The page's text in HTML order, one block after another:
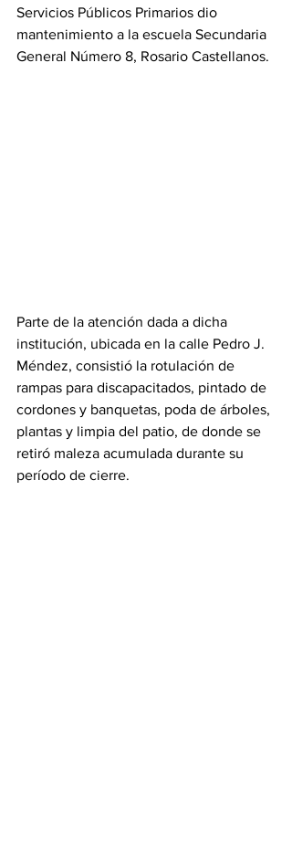
Servicios Públicos Primarios dio
mantenimiento a la escuela Secundaria
General Número 8, Rosario Castellanos.
Parte de la atención dada a dicha
institución, ubicada en la calle Pedro J.
Méndez, consistió la rotulación de
rampas para discapacitados, pintado de
cordones y banquetas, poda de árboles,
plantas y limpia del patio, de donde se
retiró maleza acumulada durante su
período de cierre.